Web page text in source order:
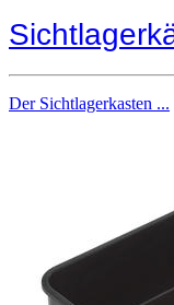
Der Sichtlagerkasten ...